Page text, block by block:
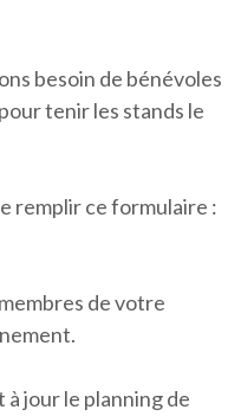
besoin de bénévoles
tenir les stands le
remplir ce formulaire :
de votre
jour le planning de